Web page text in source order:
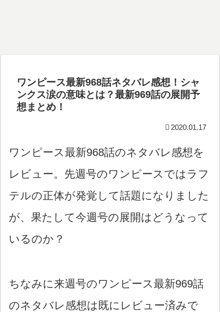
ワンピース最新968話ネタバレ感想！シャ
ンクス涙の意味とは？最新969話の展開予
想まとめ！
2020.01.17
ワンピース最新968話のネタバレ感想を
レビュー。先週号のワンピースではラフ
テルの正体が発覚して話題になりました
が、果たして今週号の展開はどうなって
いるのか？
ちなみに来週号のワンピース最新969話
のネタバレ感想は既にレビュー済みで